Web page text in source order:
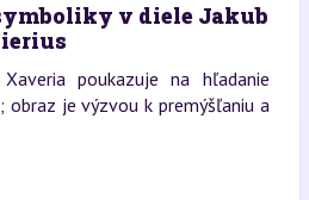
v diele Jakub
poukazuje na hľadanie
obraz je výzvou k premýšľaniu a